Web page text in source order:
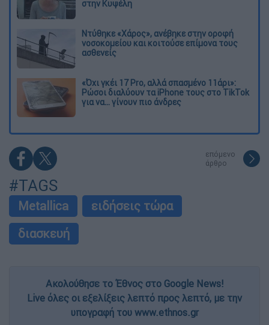
στην Κυψέλη
Ντύθηκε «Χάρος», ανέβηκε στην οροφή
νοσοκομείου και κοιτούσε επίμονα τους
ασθενείς
«Όχι γκέι 17 Pro, αλλά σπασμένο 11άρι»:
Ρώσοι διαλύουν τα iPhone τους στο TikTok
για να... γίνουν πιο άνδρες
επόμενο
άρθρο
#TAGS
Metallica
ειδήσεις τώρα
διασκευή
Ακολούθησε το Έθνος στο Google News!
Live όλες οι εξελίξεις λεπτό προς λεπτό, με την
υπογραφή του www.ethnos.gr